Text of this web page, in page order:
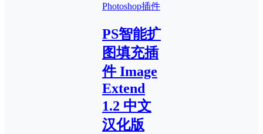
Photoshop插件
PS智能扩
图填充插
件 Image
Extend
1.2 中文
汉化版